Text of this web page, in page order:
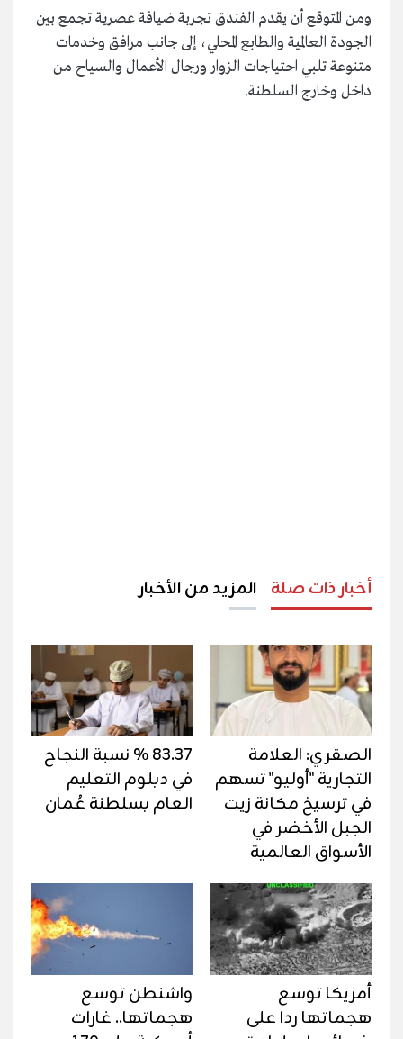
ومن المتوقع أن يقدم الفندق تجربة ضيافة عصرية تجمع بين
الجودة العالمية والطابع المحلي، إلى جانب مرافق وخدمات
متنوعة تلبي احتياجات الزوار ورجال الأعمال والسياح من
داخل وخارج السلطنة.
أخبار ذات صلة المزيد من الأخبار
الصقري: العلامة
التجارية "أوليو" تسهم
في ترسيخ مكانة زيت
الجبل الأخضر في
الأسواق العالمية
83.37 % نسبة النجاح
في دبلوم التعليم
العام بسلطنة عُمان
أمريكا توسع
هجماتها ردا على
واشنطن توسع
هجماتها.. غارات